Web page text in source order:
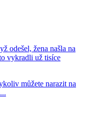
odešel, žena našla na
vykradli už tisíce
můžete narazit na